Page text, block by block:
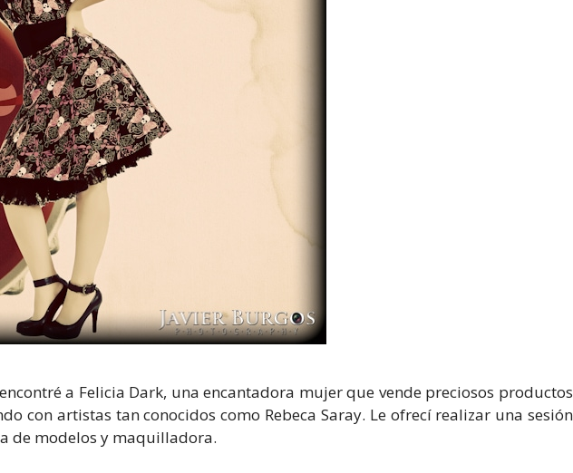
a Felicia Dark, una encantadora mujer que vende preciosos productos
con artistas tan conocidos como Rebeca Saray. Le ofrecí realizar una sesión
de modelos y maquilladora.